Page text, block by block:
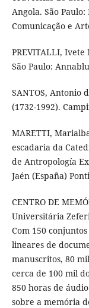
Angola. São
Comunicação e
PREVITALLI,
São Paulo:
SANTOS, Antonio
(1732-1992).
MARETTI,
escadaria da
de Antropología
Jaén (España)
CENTRO DE
Universitária
Com 150
lineares de
manuscritos, 80
cerca de 100 mil
850 horas de
sobre a memória